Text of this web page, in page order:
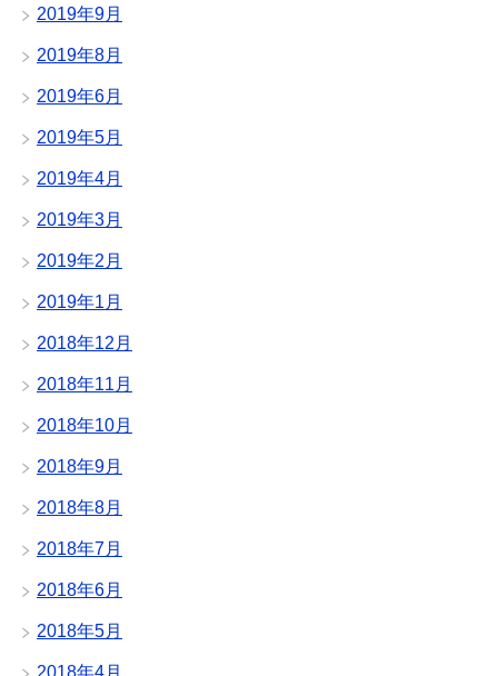
2019年9月
2019年8月
2019年6月
2019年5月
2019年4月
2019年3月
2019年2月
2019年1月
2018年12月
2018年11月
2018年10月
2018年9月
2018年8月
2018年7月
2018年6月
2018年5月